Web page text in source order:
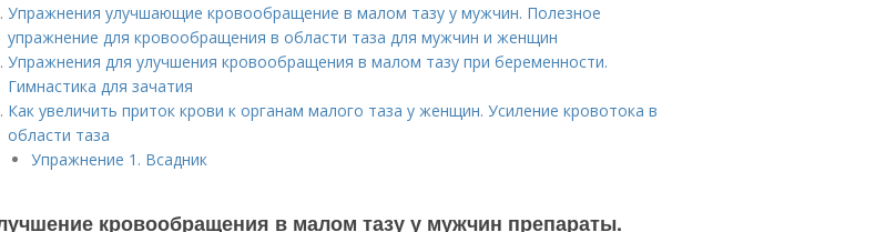
Упражнения улучшающие кровообращение в малом тазу у мужчин. Полезное
упражнение для кровообращения в области таза для мужчин и женщин
Упражнения для улучшения кровообращения в малом тазу при беременности.
Гимнастика для зачатия
Как увеличить приток крови к органам малого таза у женщин. Усиление кровотока в
области таза
Упражнение 1. Всадник
кровообращения в малом тазу у мужчин препараты.